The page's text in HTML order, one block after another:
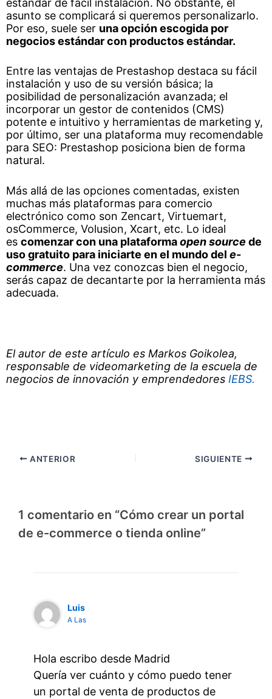
asunto se complicará si queremos personalizarlo.
Por eso, suele ser una opción escogida por
negocios estándar con productos estándar.
Entre las ventajas de Prestashop destaca su fácil
instalación y uso de su versión básica; la
posibilidad de personalización avanzada; el
incorporar un gestor de contenidos (CMS)
potente e intuitivo y herramientas de marketing y,
por último, ser una plataforma muy recomendable
para SEO: Prestashop posiciona bien de forma
natural.
Más allá de las opciones comentadas, existen
muchas más plataformas para comercio
electrónico como son Zencart, Virtuemart,
osCommerce, Volusion, Xcart, etc. Lo ideal
es comenzar con una plataformaopen source de
uso gratuito para iniciarte en el mundo del e-
commerce. Una vez conozcas bien el negocio,
serás capaz de decantarte por la herramienta más
adecuada.
El autor de este artículo es Markos Goikolea,
responsable de videomarketing de la escuela de
negocios de innovación y emprendedores IEBS.
Navegación
ANTERIOR SIGUIENTE
1 comentario en “Cómo crear un portal
de e-commerce o tienda online”
Luis
A Las
Hola escribo desde Madrid
Quería ver cuánto y cómo puedo tener
un portal de venta de productos de